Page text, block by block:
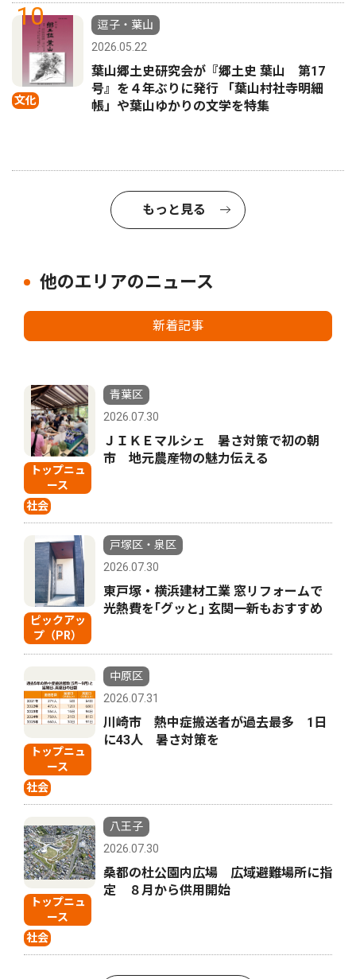
10
文化
逗子・葉山
2026.05.22
葉山郷土史研究会が『郷土史 葉山 第17
号』を４年ぶりに発行 「葉山村社寺明細
帳」や葉山ゆかりの文学を特集
もっと見る
他のエリアのニュース
新着記事
トップニュ
ース
社会
青葉区
2026.07.30
ＪＩＫＥマルシェ 暑さ対策で初の朝
市 地元農産物の魅力伝える
ピックアッ
プ（PR）
戸塚区・泉区
2026.07.30
東戸塚・横浜建材工業 窓リフォームで
光熱費を｢グッと｣ 玄関一新もおすすめ
トップニュ
ース
社会
中原区
2026.07.31
川崎市 熱中症搬送者が過去最多 1日
に43人 暑さ対策を
トップニュ
ース
社会
八王子
2026.07.30
桑都の杜公園内広場 広域避難場所に指
定 ８月から供用開始